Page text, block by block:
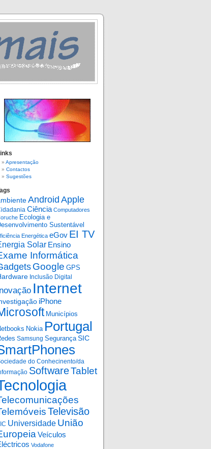
Apresentação
Contactos
Sugestões
Android Apple
Ciência Computadores
Ecologia e
Sustentável
Energética eGov EI TV
Solar Ensino
Informática
Google GPS
Inclusão Digital
Internet
iPhone
Municípios
Nokia Portugal
Samsung Segurança SIC
do Conhecinento/da
SoftwareTablet
Televisão
Universidade União
Veículos
Vodafone